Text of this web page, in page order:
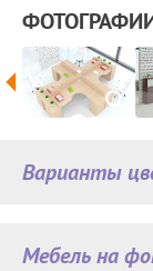
Мебель на
Варианты